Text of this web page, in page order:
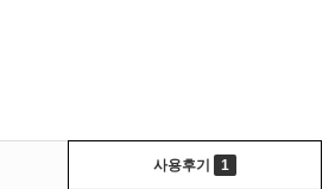
사용후기 1